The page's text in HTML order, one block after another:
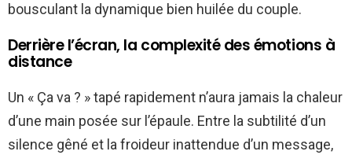
bousculant la dynamique bien huilée du couple.
Derrière l’écran, la complexité des émotions à
distance
Un « Ça va ? » tapé rapidement n’aura jamais la chaleur
d’une main posée sur l’épaule. Entre la subtilité d’un
silence gêné et la froideur inattendue d’un message,